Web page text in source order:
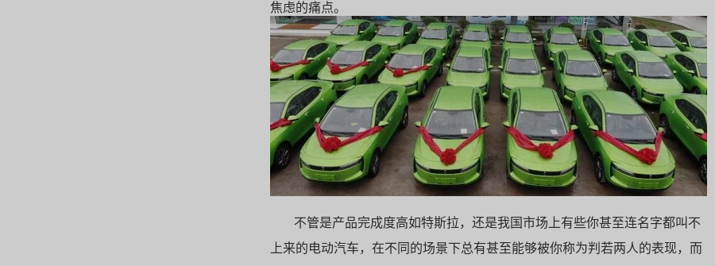
焦虑的痛点。
不管是产品完成度高如特斯拉，还是我国市场上有些你甚至连名字都叫不
上来的电动汽车，在不同的场景下总有甚至能够被你称为判若两人的表现，而